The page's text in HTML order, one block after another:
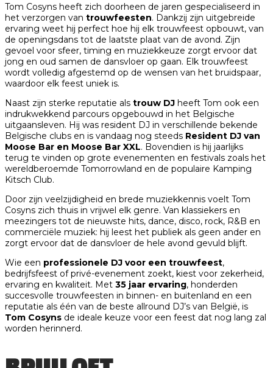
Tom Cosyns heeft zich doorheen de jaren gespecialiseerd in
het verzorgen van trouwfeesten. Dankzij zijn uitgebreide
ervaring weet hij perfect hoe hij elk trouwfeest opbouwt, van
de openingsdans tot de laatste plaat van de avond. Zijn
gevoel voor sfeer, timing en muziekkeuze zorgt ervoor dat
jong en oud samen de dansvloer op gaan. Elk trouwfeest
wordt volledig afgestemd op de wensen van het bruidspaar,
waardoor elk feest uniek is.
Naast zijn sterke reputatie als trouw DJ heeft Tom ook een
indrukwekkend parcours opgebouwd in het Belgische
uitgaansleven. Hij was resident DJ in verschillende bekende
Belgische clubs en is vandaag nog steeds Resident DJ van
Moose Bar en Moose Bar XXL. Bovendien is hij jaarlijks
terug te vinden op grote evenementen en festivals zoals het
wereldberoemde Tomorrowland en de populaire Kamping
Kitsch Club.
Door zijn veelzijdigheid en brede muziekkennis voelt Tom
Cosyns zich thuis in vrijwel elk genre. Van klassiekers en
meezingers tot de nieuwste hits, dance, disco, rock, R&B en
commerciële muziek: hij leest het publiek als geen ander en
zorgt ervoor dat de dansvloer de hele avond gevuld blijft.
Wie een professionele DJ voor een trouwfeest,
bedrijfsfeest of privé-evenement zoekt, kiest voor zekerheid,
ervaring en kwaliteit. Met 35 jaar ervaring, honderden
succesvolle trouwfeesten in binnen- en buitenland en een
reputatie als één van de beste allround DJ’s van België, is
Tom Cosyns de ideale keuze voor een feest dat nog lang zal
worden herinnerd.